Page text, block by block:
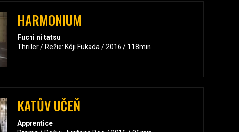
HARMONIUM
Fuchi ni tatsu
Thriller / Režie: Kôji Fukada / 2016 / 118min
KATŮV UČEŇ
Apprentice